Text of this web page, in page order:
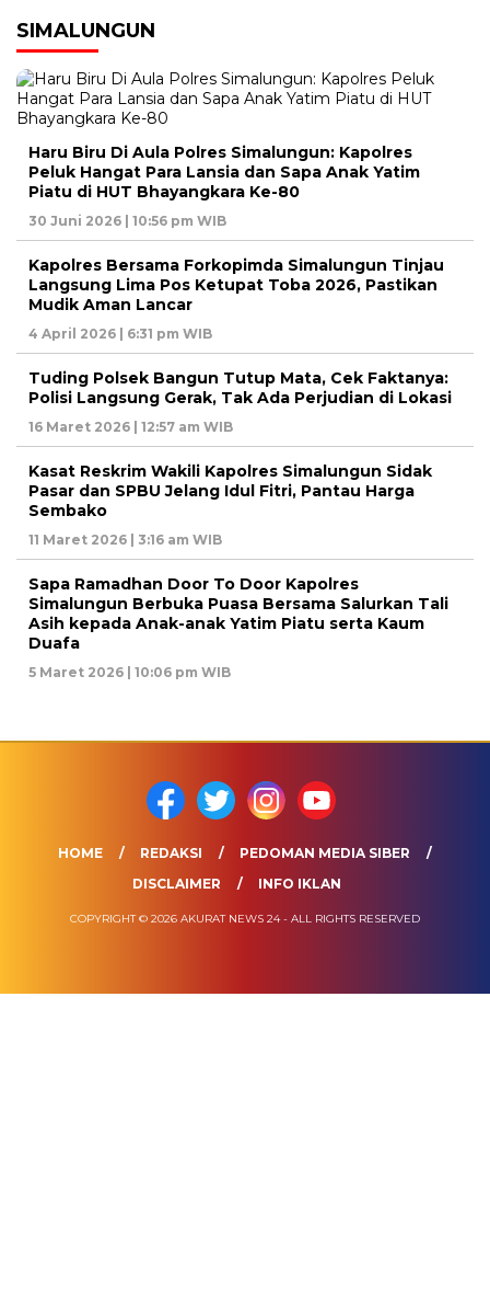
SIMALUNGUN
Haru Biru Di Aula Polres Simalungun: Kapolres
Peluk Hangat Para Lansia dan Sapa Anak Yatim
Piatu di HUT Bhayangkara Ke-80
30 Juni 2026 | 10:56 pm WIB
Kapolres Bersama Forkopimda Simalungun Tinjau
Langsung Lima Pos Ketupat Toba 2026, Pastikan
Mudik Aman Lancar
4 April 2026 | 6:31 pm WIB
Tuding Polsek Bangun Tutup Mata, Cek Faktanya:
Polisi Langsung Gerak, Tak Ada Perjudian di Lokasi
16 Maret 2026 | 12:57 am WIB
Kasat Reskrim Wakili Kapolres Simalungun Sidak
Pasar dan SPBU Jelang Idul Fitri, Pantau Harga
Sembako
11 Maret 2026 | 3:16 am WIB
Sapa Ramadhan Door To Door Kapolres
Simalungun Berbuka Puasa Bersama Salurkan Tali
Asih kepada Anak-anak Yatim Piatu serta Kaum
Duafa
5 Maret 2026 | 10:06 pm WIB
HOME REDAKSI
PEDOMAN MEDIA SIBER
DISCLAIMER
INFO IKLAN
COPYRIGHT © 2026 AKURAT NEWS 24 - ALL RIGHTS RESERVED